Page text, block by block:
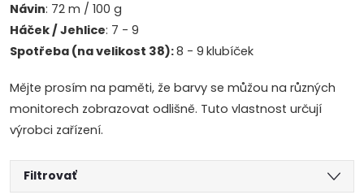
Návin: 72 m / 100 g
Háček / Jehlice: 7 - 9
Spotřeba (na velikost 38):8 - 9 klubíček
Mějte prosím na paměti, že barvy se můžou na různých
monitorech zobrazovat odlišně. Tuto vlastnost určují
výrobci zařízení.
Filtrovať